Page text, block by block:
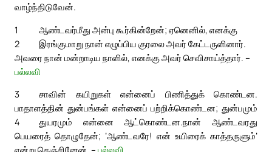
வாழ்ந்திடுவேன்.
1
ஆண்டவர்மீது அன்பு கூர்கின்றேன்; ஏனெனில், எனக்கு
இரங்குமாறு நான் எழுப்பிய குரலை அவர் கேட்டருளினார்.
2
அவரை நான் மன்றாடிய நாளில், எனக்கு அவர் செவிசாய்த்தார். –
பல்லவி
3
சாவின் கயிறுகள் என்னைப் பிணித்துக் கொண்டன.
பாதாளத்தின் துன்பங்கள் என்னைப் பற்றிக்கொண்டன; துன்பமும்
துயரமும் என்னை ஆட்கொண்டன.
4
நான் ஆண்டவரது
பெயரைத் தொழுதேன்; ‘ஆண்டவரே! என் உயிரைக் காத்தருளும்’